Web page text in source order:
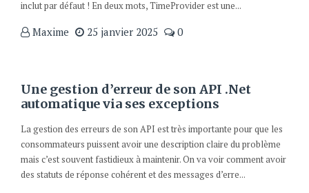
inclut par défaut ! En deux mots, TimeProvider est une...
Maxime 25 janvier 2025 0
Une gestion d’erreur de son API .Net
automatique via ses exceptions
La gestion des erreurs de son API est très importante pour que les
consommateurs puissent avoir une description claire du problème
mais c’est souvent fastidieux à maintenir. On va voir comment avoir
des statuts de réponse cohérent et des messages d’erre...